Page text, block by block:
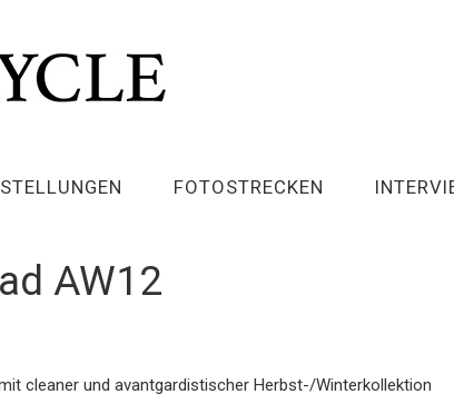
FOTOSTRECKEN
AW12
cleaner und avantgardistischer Herbst-/Winterkollektion